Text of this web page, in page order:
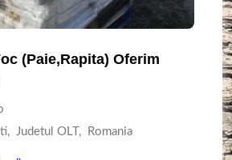
(paie,rapita) Oferim
, Judetul OLT, Romania